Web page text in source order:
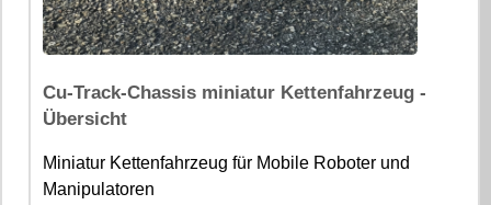
Cu-Track-Chassis miniatur Kettenfahrzeug -
Übersicht
Miniatur Kettenfahrzeug für Mobile Roboter und
Manipulatoren